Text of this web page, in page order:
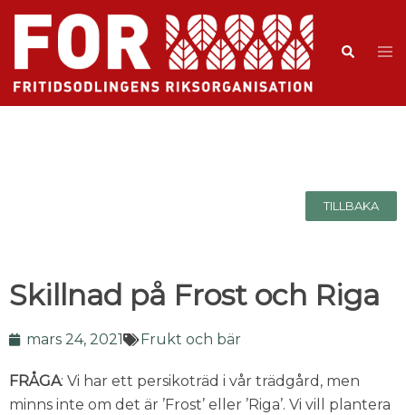
TILLBAKA
Skillnad på Frost och Riga
mars 24, 2021 Frukt och bär
FRÅGA: Vi har ett persikoträd i vår trädgård, men
minns inte om det är ’Frost’ eller ’Riga’. Vi vill plantera